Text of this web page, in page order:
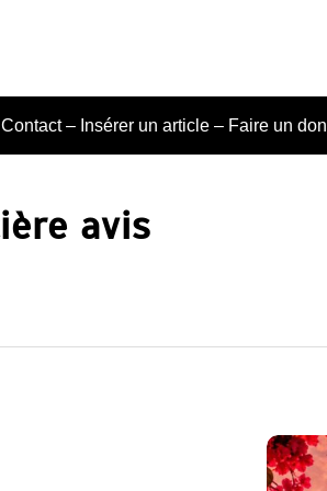
Contact – Insérer un article – Faire un don
avis